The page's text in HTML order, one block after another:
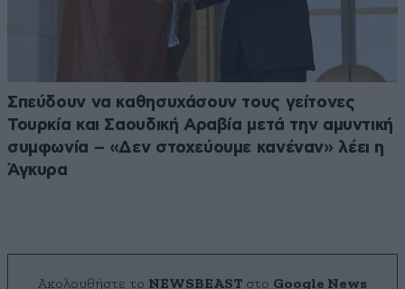
Σπεύδουν να καθησυχάσουν τους γείτονες
Τουρκία και Σαουδική Αραβία μετά την αμυντική
συμφωνία – «Δεν στοχεύουμε κανέναν» λέει η
Άγκυρα
Ακολουθήστε το NEWSBEAST στο Google News